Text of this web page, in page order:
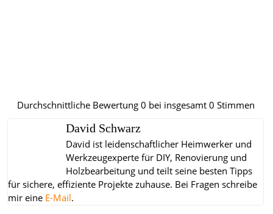
Durchschnittliche Bewertung0 bei insgesamt0 Stimmen
David Schwarz
David ist leidenschaftlicher Heimwerker und
Werkzeugexperte für DIY, Renovierung und
Holzbearbeitung und teilt seine besten Tipps
für sichere, effiziente Projekte zuhause. Bei Fragen schreibe
mir eine E-Mail.